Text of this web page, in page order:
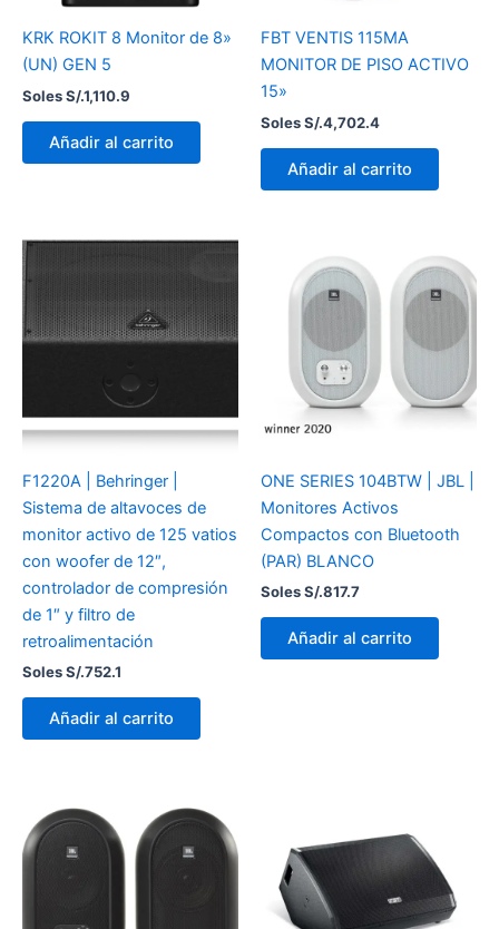
KRK ROKIT 8 Monitor de 8»
(UN) GEN 5
Soles S/.1,110.9
Añadir al carrito
FBT VENTIS 115MA
MONITOR DE PISO ACTIVO
15»
Soles S/.4,702.4
Añadir al carrito
F1220A | Behringer |
Sistema de altavoces de
monitor activo de 125 vatios
con woofer de 12″,
controlador de compresión
de 1″ y filtro de
retroalimentación
Soles S/.752.1
Añadir al carrito
ONE SERIES 104BTW | JBL |
Monitores Activos
Compactos con Bluetooth
(PAR) BLANCO
Soles S/.817.7
Añadir al carrito